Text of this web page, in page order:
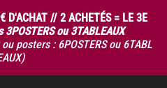
D'ACHAT // 2 ACHETÉS = LE 3E
ou 3TABLEAUX
posters : 6POSTERS ou 6TABL